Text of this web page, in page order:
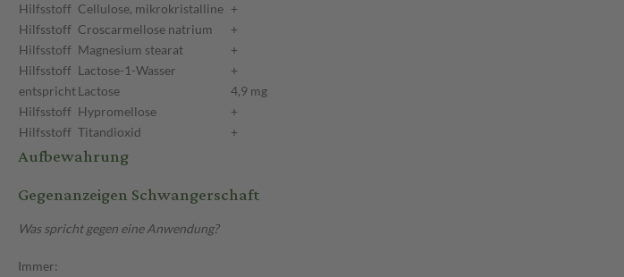
Hilfsstoff Cellulose, mikrokristalline +
Hilfsstoff Croscarmellose natrium
+
Hilfsstoff Magnesium stearat
+
Hilfsstoff Lactose-1-Wasser
+
entsprichtLactose
4,9 mg
Hilfsstoff Hypromellose
+
Hilfsstoff Titandioxid +
Aufbewahrung
Gegenanzeigen Schwangerschaft
Was spricht gegen eine Anwendung?
Immer: